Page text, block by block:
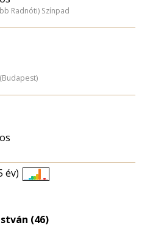
Radnóti) Színpad
év)
nagyítása
(46)